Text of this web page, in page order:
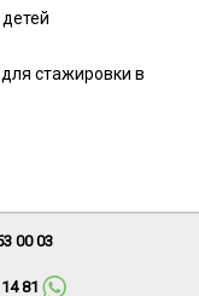
стажировки в
00 03
81